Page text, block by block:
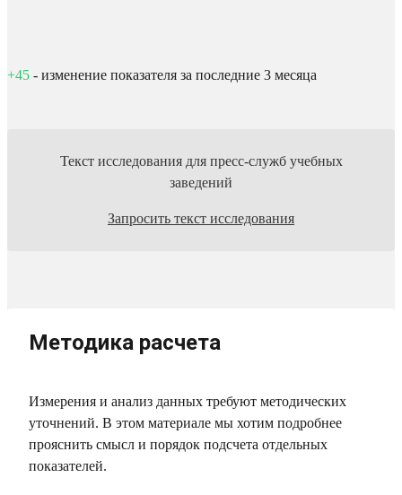
+45 - изменение показателя за последние 3 месяца
Текст исследования для пресс-служб учебных
заведений
Запросить текст исследования
Методика расчета
Измерения и анализ данных требуют методических
уточнений. В этом материале мы хотим подробнее
прояснить смысл и порядок подсчета отдельных
показателей.